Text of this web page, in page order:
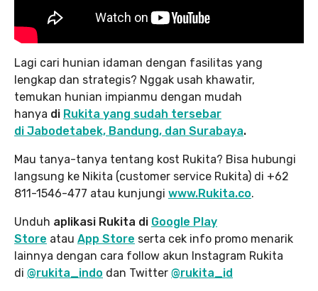
Lagi cari hunian idaman dengan fasilitas yang
lengkap dan strategis? Nggak usah khawatir,
temukan hunian impianmu dengan mudah
hanya di Rukita yang sudah tersebar
di Jabodetabek, Bandung, dan Surabaya.
Mau tanya-tanya tentang kost Rukita? Bisa hubungi
langsung ke Nikita (customer service Rukita) di +62
811-1546-477 atau kunjungi www.Rukita.co.
Unduh aplikasi Rukita di Google Play
Store atau App Store serta cek info promo menarik
lainnya dengan cara follow akun Instagram Rukita
di @rukita_indo dan Twitter @rukita_id